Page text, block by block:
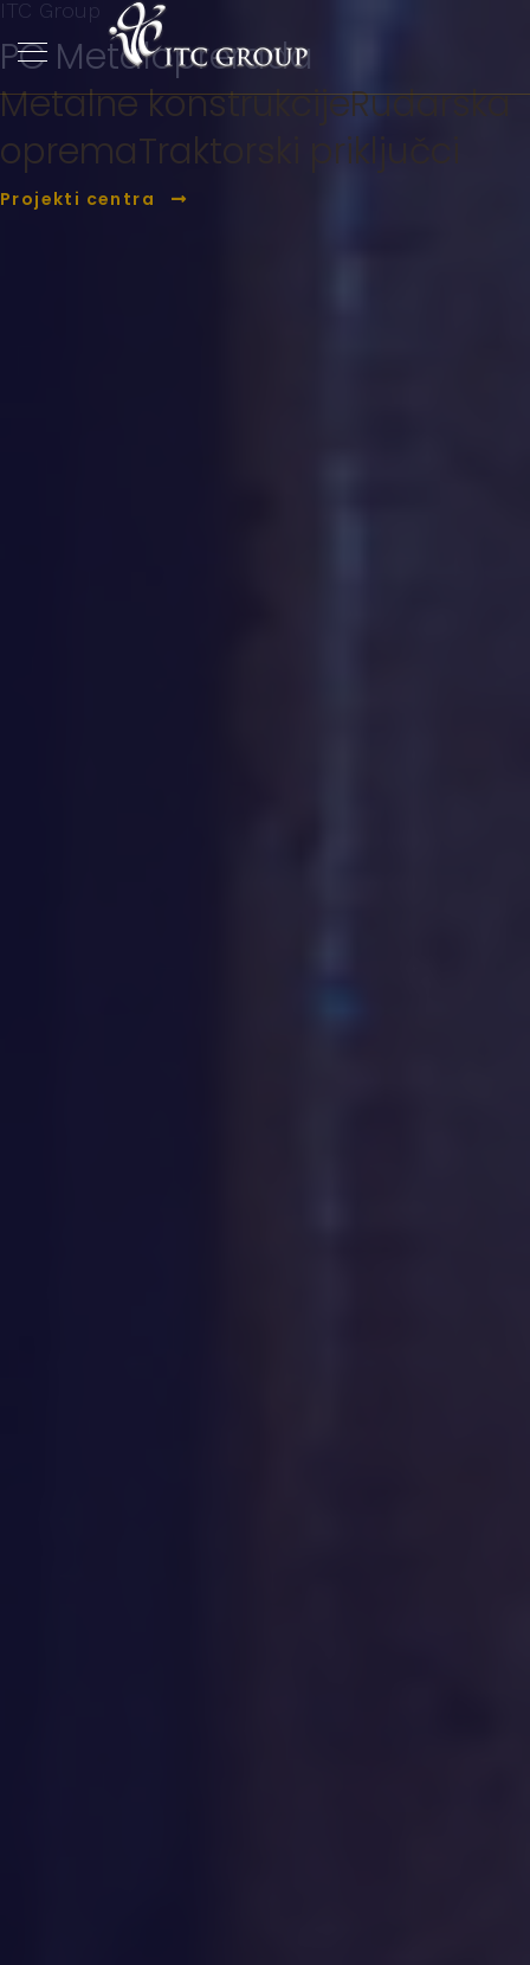
ITC Group
PC Metaloprerada
Metalne konstrukcijeRudarska
opremaTraktorski priključci
Projekti centra